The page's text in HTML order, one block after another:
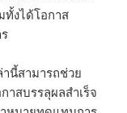
ทั้งได้โอกาส
นี้สามารถช่วย
าสบรรลุผลสำเร็จ